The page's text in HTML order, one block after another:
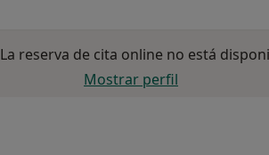
La reserva de cita online no está
Mostrar perfil